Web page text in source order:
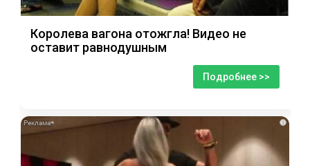
Королева вагона отожгла! Видео не
оставит равнодушным
Подробнее >>
i